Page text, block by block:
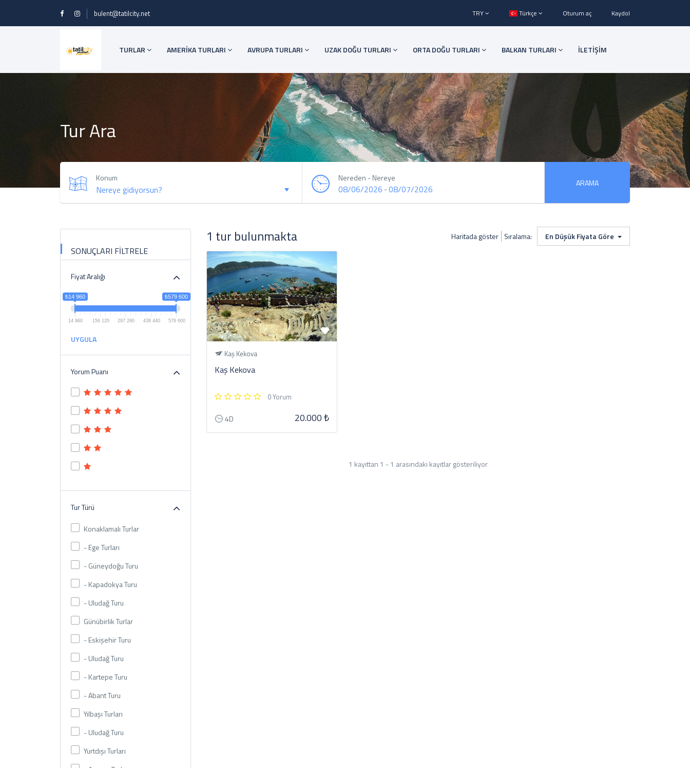
bulent@tatilcity.net TRY Türkçe Oturum aç Kaydol
TURLAR AMERİKA TURLARI AVRUPA TURLARI UZAK DOĞU TURLARI ORTA DOĞU TURLARI BALKAN TURLARI İLETİŞİM
Tur Ara
Konum Nereden - Nereye
08/06/2026 -08/07/2026
ARAMA
SONUÇLARI FİLTRELE
Fiyat Aralığı
₺14 960 ₺579 600
14 960 156 120 297 280 438 440 579 600
UYGULA
Yorum Puanı
Tur Türü
Konaklamalı Turlar
- Ege Turları
- Güneydoğu Turu
- Kapadokya Turu
- Uludağ Turu
Günübirlik Turlar
- Eskişehir Turu
- Uludağ Turu
- Kartepe Turu
- Abant Turu
Yılbaşı Turları
- Uludağ Turu
Yurtdışı Turları
1 tur bulunmakta Haritada göster Sıralama: En Düşük Fiyata Göre
Kaş Kekova
Kaş Kekova
0 Yorum
4D 20.000 ₺
1 kayıttan 1 - 1 arasındaki kayıtlar gösteriliyor